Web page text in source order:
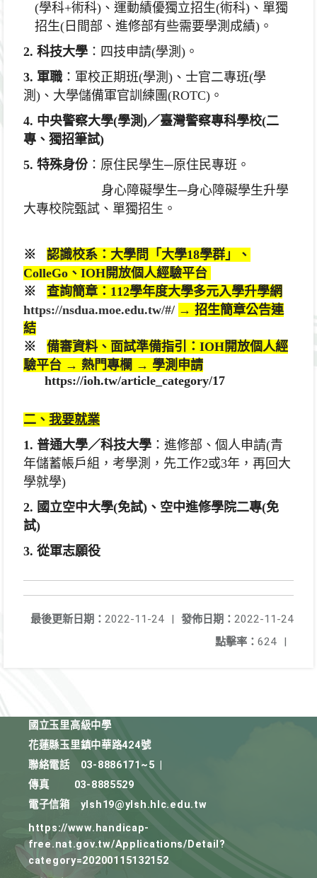
(學科+術科) 、 運動績優獨立招生(術科) 、單獨
招生( 日間部、 進修部有些需要學測成績) 。
2. 科技大學 ：四技申請(學測)。
3. 軍職 ：軍校正期班(學測)、士官二專班(學
測)、 大學儲備軍官訓練團(ROTC) 。
4. 中央警察大學(學測)／臺灣警察專科學校(二
專、獨招筆試)
5. 特殊身份 ：原住民學生─原住民專班。
身心障礙學生─身心障礙學生升學
大專校院甄試、 單獨招生。
※ 認識校系：大學問「大學18學群」
、
ColleGo、 IOH開放個人經驗平台
※ 查詢簡章： 112學年度大學多元入學升學網
https://nsdua.moe.edu.tw/#/ → 招生簡章公告連
結
※ 備審資料、面試準備指引：IOH開放個人經
驗平台 → 熱門專欄 → 學測申請
https://ioh.tw/article_category/17
二、 我要就業
1. 普通大學／科技大學 ：進修部、個人申請(青
年儲蓄帳戶組， 考學測，先工作2或3年，再回大
學就學)
2. 國立空中大學(免試) 、空中進修學院二專(免
試)
3. 從軍志願役
發佈日期： 2022-11-24
最後更新日期： 2022-11-24
|
點擊率： 624 |
國立玉里高級中學
花蓮縣玉里鎮中華路424號
聯絡電話
03-8886171~5
傳真
03-8885529
電子信箱
ylsh19@ylsh.hlc.edu.tw
https://www.handicap-
free.nat.gov.tw/Applications/Detail?
category=20200115132152